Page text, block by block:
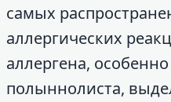
самых
аллергических
аллергена,
полыннолиста,